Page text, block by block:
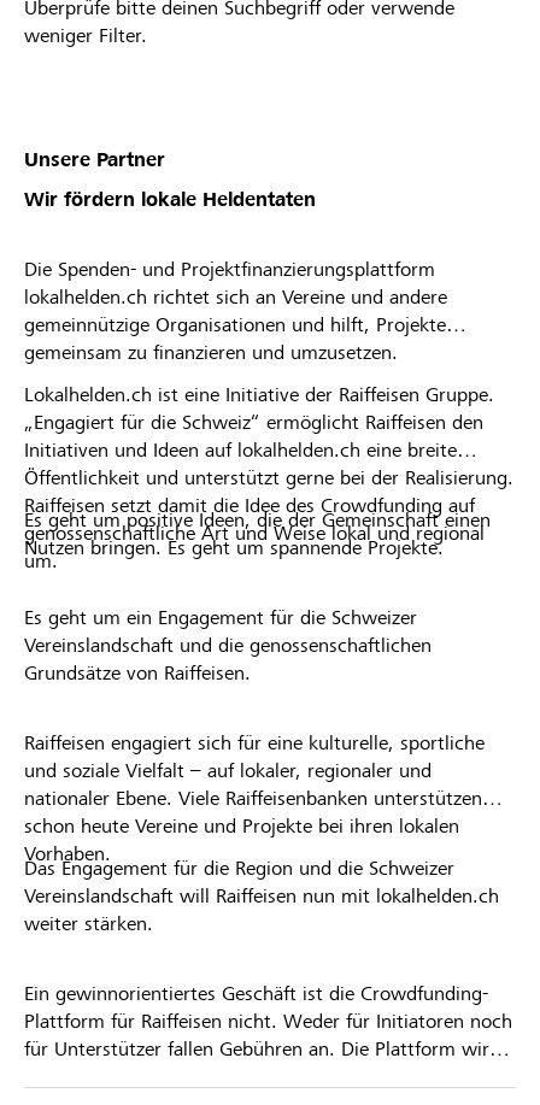
Überprüfe bitte deinen Suchbegriff oder verwende
weniger Filter.
Unsere Partner
Wir fördern lokale Heldentaten
Die Spenden- und Projektfinanzierungsplattform
lokalhelden.ch richtet sich an Vereine und andere
gemeinnützige Organisationen und hilft, Projekte
gemeinsam zu finanzieren und umzusetzen.
Lokalhelden.ch ist eine Initiative der Raiffeisen Gruppe.
„Engagiert für die Schweiz“ ermöglicht Raiffeisen den
Initiativen und Ideen auf lokalhelden.ch eine breite
Öffentlichkeit und unterstützt gerne bei der Realisierung.
Raiffeisen setzt damit die Idee des Crowdfunding auf
genossenschaftliche Art und Weise lokal und regional
um.
Es geht um positive Ideen, die der Gemeinschaft einen
Nutzen bringen. Es geht um spannende Projekte.
Es geht um ein Engagement für die Schweizer
Vereinslandschaft und die genossenschaftlichen
Grundsätze von Raiffeisen.
Raiffeisen engagiert sich für eine kulturelle, sportliche
und soziale Vielfalt – auf lokaler, regionaler und
nationaler Ebene. Viele Raiffeisenbanken unterstützen
schon heute Vereine und Projekte bei ihren lokalen
Vorhaben.
Das Engagement für die Region und die Schweizer
Vereinslandschaft will Raiffeisen nun mit lokalhelden.ch
weiter stärken.
Ein gewinnorientiertes Geschäft ist die Crowdfunding-
Plattform für Raiffeisen nicht. Weder für Initiatoren noch
für Unterstützer fallen Gebühren an. Die Plattform wird